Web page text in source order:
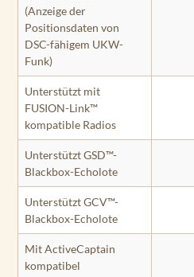
(Anzeige der
Positionsdaten von
DSC-fähigem UKW-
Funk)
Unterstützt mit
FUSION-Link™
kompatible Radios
Unterstützt GSD™-
Blackbox-Echolote
Unterstützt GCV™-
Blackbox-Echolote
Mit ActiveCaptain
kompatibel